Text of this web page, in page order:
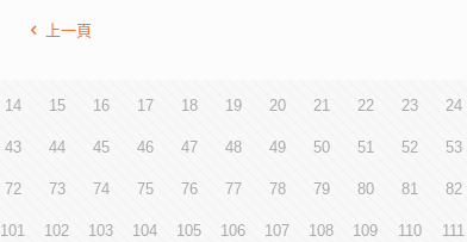
上一頁
14 15 16 17 18 19 20 21 22 23 24
43 44 45 46 47 48 49 50 51 52 53
72 73 74 75 76 77 78 79 80 81 82
101 102 103 104 105 106 107 108 109 110 111